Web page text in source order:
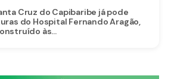
Cruz do Capibaribe já pode
do Hospital Fernando Aragão,
às...